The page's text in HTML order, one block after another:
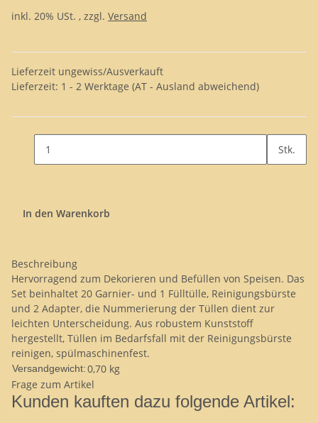
inkl. 20% USt. , zzgl. Versand
Lieferzeit ungewiss/Ausverkauft
Lieferzeit: 1 - 2 Werktage (AT - Ausland abweichend)
Stk.
In den Warenkorb
Beschreibung
Hervorragend zum Dekorieren und Befüllen von Speisen. Das
Set beinhaltet 20 Garnier- und 1 Fülltülle, Reinigungsbürste
und 2 Adapter, die Nummerierung der Tüllen dient zur
leichten Unterscheidung. Aus robustem Kunststoff
hergestellt, Tüllen im Bedarfsfall mit der Reinigungsbürste
reinigen, spülmaschinenfest.
Versandgewicht:0,70 kg
Frage zum Artikel
Kunden kauften dazu folgende Artikel: